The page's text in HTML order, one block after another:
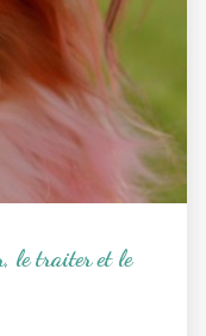
le traiter et le